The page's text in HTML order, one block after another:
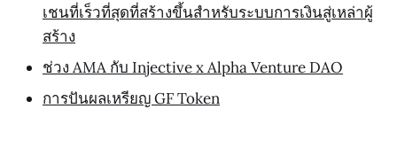
เชนที่เร็วที่สุดที่สร้างขึ้นสำหรับระบบการเงินสู่เหล่าผู้
สร้าง
ช่วง AMA กับ Injective x Alpha Venture DAO
การปันผลเหรียญ GF Token